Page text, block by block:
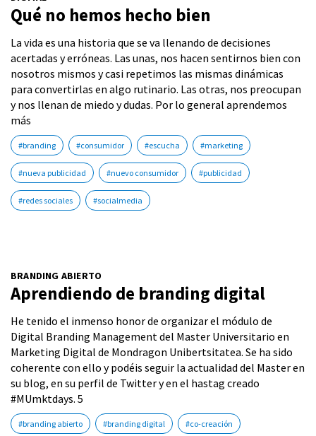
Qué no hemos hecho bien
La vida es una historia que se va llenando de decisiones
acertadas y erróneas. Las unas, nos hacen sentirnos bien con
nosotros mismos y casi repetimos las mismas dinámicas
para convertirlas en algo rutinario. Las otras, nos preocupan
y nos llenan de miedo y dudas. Por lo general aprendemos
más
#branding #consumidor #escucha #marketing
#nueva publicidad #nuevo consumidor #publicidad
#redes sociales #socialmedia
BRANDING ABIERTO
Aprendiendo de branding digital
He tenido el inmenso honor de organizar el módulo de
Digital Branding Management del Master Universitario en
Marketing Digital de Mondragon Unibertsitatea. Se ha sido
coherente con ello y podéis seguir la actualidad del Master en
su blog, en su perfil de Twitter y en el hastag creado
#MUmktdays. 5
#branding abierto #branding digital #co-creación